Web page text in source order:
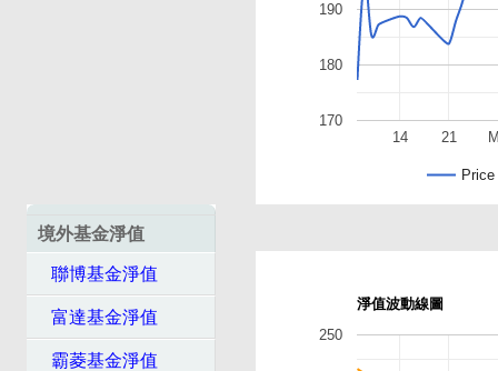
境外基金淨值
聯博基金淨值
富達基金淨值
霸菱基金淨值
Price
14 21
170
180
190
淨值波動線圖
250